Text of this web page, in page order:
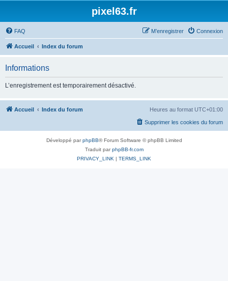
pixel63.fr
FAQ Connexion
M’enregistrer
Accueil Index du forum
Informations
L’enregistrement est temporairement désactivé.
Accueil Index du forum Heures au format UTC+01:00
Supprimer les cookies du forum
Développé parphpBB® Forum Software © phpBB Limited
Traduit parphpBB-fr.com
PRIVACY_LINK | TERMS_LINK